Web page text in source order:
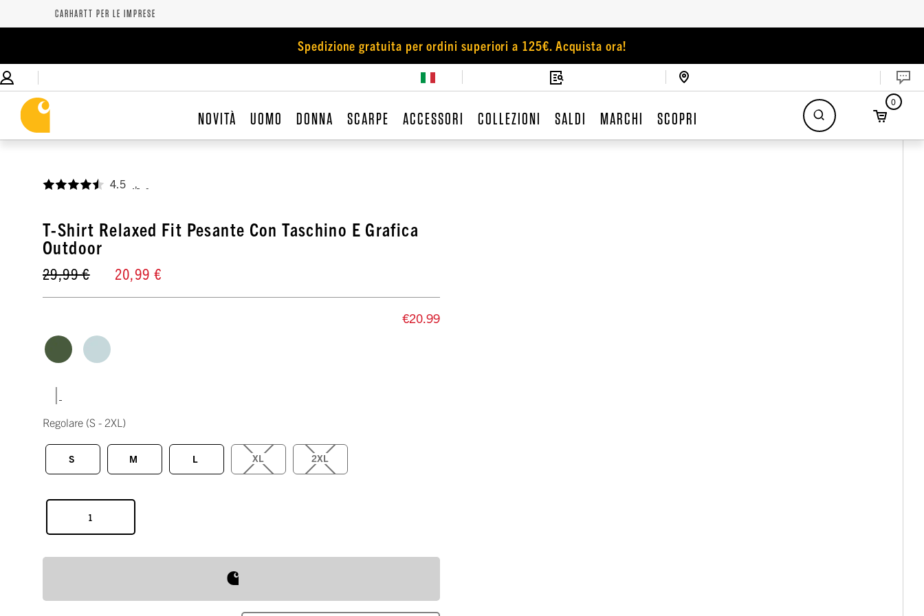
CARHARTT PER LE IMPRESE
Spedizione gratuita per ordini superiori a 125€. Acquista ora!
NOVITÀ UOMO DONNA SCARPE ACCESSORI COLLEZIONI SALDI MARCHI SCOPRI
0
4.5
T-Shirt Relaxed Fit Pesante Con Taschino E Grafica
Outdoor
29,99 € 20,99 €
€20.99
|
Regolare (S - 2XL)
S M L XL 2XL